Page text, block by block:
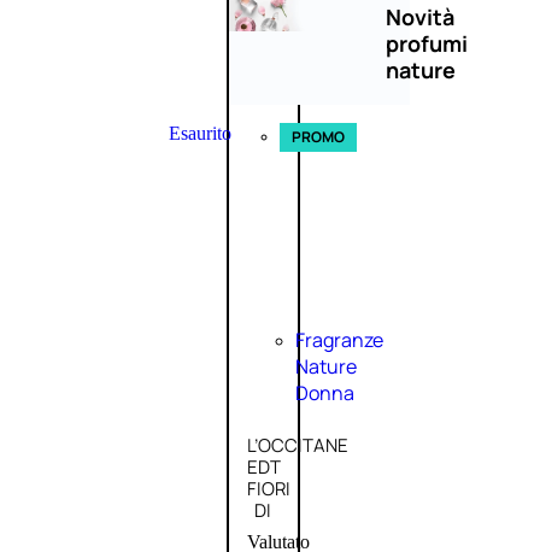
Novità
profumi
nature
Esaurito PROMO
Fragranze
Nature
Donna
L’OCCITANE
EDT
FIORI
DI
Valutato